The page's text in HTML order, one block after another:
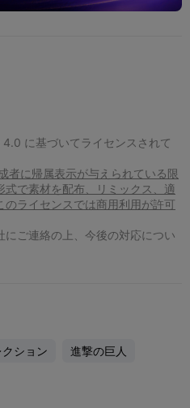
に基づいてライセンスされて
者に帰属表示が与えられている限
で素材を配布、リミックス、適
ライセンスでは商用利用が許可
ご連絡の上、今後の対応につい
クション 進撃の巨人